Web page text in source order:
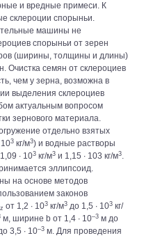
и вредные примеси. К
склероции спорыньи.
машины не
спорыньи от зерен
(ширины, толщины и длины)
Очистка семян от склероциев
чем у зерна, возможна в
выделения склероциев
актуальным вопросом
зернового материала.
отдельно взятых
103 кг/м3) и водные растворы
∙ 103 кг/м3 и 1,15 ∙ 103 кг/м3.
эллипсоид.
на основе методов
законов
z от 1,2 ∙ 103 кг/м3 до 1,5 ∙ 103 кг/
м, ширине b от 1,4 ∙ 10–3 м до
3,5 ∙ 10–3 м. Для проведения